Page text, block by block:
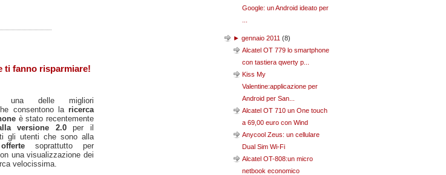
ti fanno risparmiare!
delle migliori
consentono la ricerca
è stato recentemente
versione 2.0per il
gli utenti che sono alla
offerte soprattutto per
una visualizzazione dei
velocissima.
Google: un Android ideato per
► gennaio 2011 (8)
Alcatel OT 779 lo smartphone
con tastiera qwerty p...
Kiss My
Valentine:applicazione per
Android per San...
Alcatel OT 710 un One touch
a 69,00 euro con Wind
Anycool Zeus: un cellulare
Dual Sim Wi-Fi
Alcatel OT-808:un micro
netbook economico